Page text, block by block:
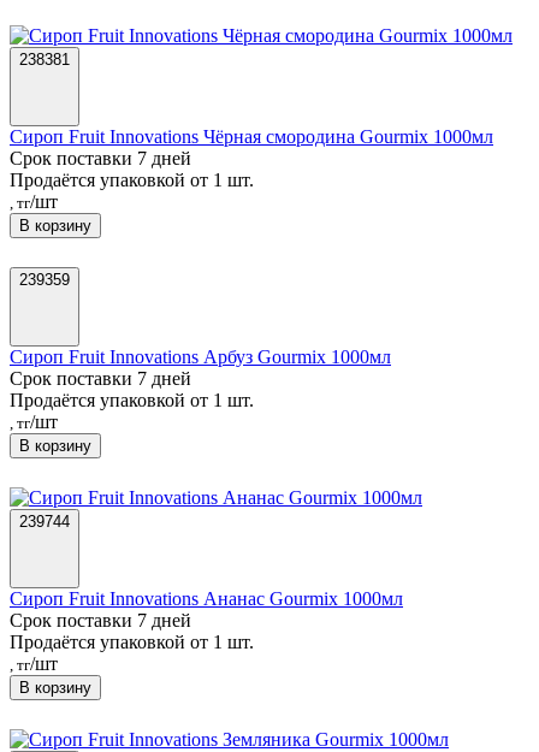
238381
Сироп Fruit Innovations Чёрная смородина Gourmix 1000мл
Срок поставки 7 дней
Продаётся упаковкой от 1 шт.
, тг/шт
В корзину
239359
Сироп Fruit Innovations Арбуз Gourmix 1000мл
Срок поставки 7 дней
Продаётся упаковкой от 1 шт.
, тг/шт
В корзину
239744
Сироп Fruit Innovations Ананас Gourmix 1000мл
Срок поставки 7 дней
Продаётся упаковкой от 1 шт.
, тг/шт
В корзину